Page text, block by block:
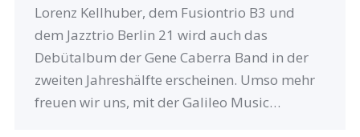
Lorenz Kellhuber, dem Fusiontrio B3 und
dem Jazztrio Berlin 21 wird auch das
Debütalbum der Gene Caberra Band in der
zweiten Jahreshälfte erscheinen. Umso mehr
freuen wir uns, mit der Galileo Music…